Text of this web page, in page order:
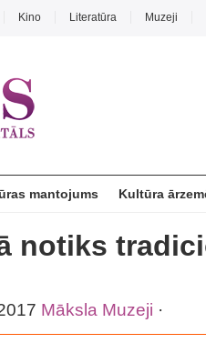
Kino Literatūra Muzeji
mantojums Kultūra
notiks
Māksla Muzeji ·